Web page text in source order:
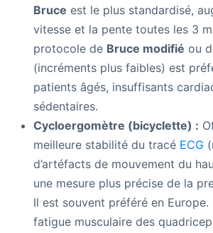
Bruce est le plus standardisé,
vitesse et la pente toutes les 3
protocole de Bruce modifié ou
(incréments plus faibles) est
patients âgés, insuffisants
sédentaires.
Cycloergomètre (bicyclette) :
meilleure stabilité du tracé ECG
d’artéfacts de mouvement du
une mesure plus précise de la
Il est souvent préféré en Europe.
fatigue musculaire des